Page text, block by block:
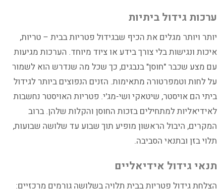
ערכות גידול ביתיות
יותר ויותר מגלים את הכיף שבגידול פטריות בבית – טריות,
איכות ונגישות בלי צורך בידע או ציוד מיוחד. הערכות מגיעות
עם מצע שכבר "חוסן" בנבגים, כך שכל מה שנדרש הוא לשמור
על לחות וטמפרטורה מתאימות. הזנים הנפוצים ביותר לגידול
ביתי הם אויסטר, שיטאקי ושי-מג'י. פטריות האויסטר נחשבות
לאידיאליות למתחילים בזכות החוסן והקלות שלהן. ברוב
המקרים, היבול הראשון מופיע תוך שבוע עד שלושה שבועות,
תלוי בזן ובתנאי הסביבה.
תנאי גידול אידיאליים
הצלחת גידול פטריות בבית תלויה בשלושה גורמים מרכזיים: